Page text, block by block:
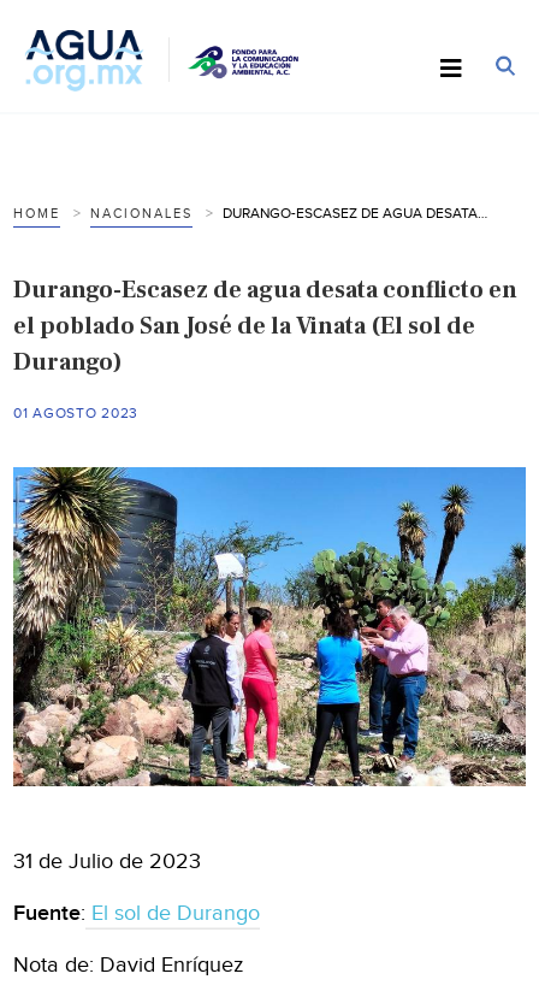
HOME NACIONALES
Durango-Escasez de agua desata conflicto en
el poblado San José de la Vinata (El sol de
Durango)
01 AGOSTO 2023
31 de Julio de 2023
Fuente: El sol de Durango
Nota de: David Enríquez